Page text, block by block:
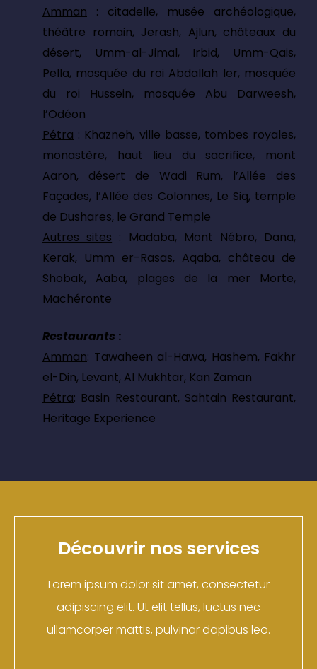
Amman : citadelle, musée archéologique,
théâtre romain, Jerash, Ajlun, châteaux du
désert, Umm-al-Jimal, Irbid, Umm-Qais,
Pella, mosquée du roi Abdallah Ier, mosquée
du roi Hussein, mosquée Abu Darweesh,
l’Odéon
Pétra : Khazneh, ville basse, tombes royales,
monastère, haut lieu du sacrifice, mont
Aaron, désert de Wadi Rum, l’Allée des
Façades, l’Allée des Colonnes, Le Siq, temple
de Dushares, le Grand Temple
Autres sites : Madaba, Mont Nébro, Dana,
Kerak, Umm er-Rasas, Aqaba, château de
Shobak, Aaba, plages de la mer Morte,
Machéronte
Restaurants :
Amman: Tawaheen al-Hawa, Hashem, Fakhr
el-Din, Levant, Al Mukhtar, Kan Zaman
Pétra: Basin Restaurant, Sahtain Restaurant,
Heritage Experience
Découvrir nos services
Lorem ipsum dolor sit amet, consectetur
adipiscing elit. Ut elit tellus, luctus nec
ullamcorper mattis, pulvinar dapibus leo.